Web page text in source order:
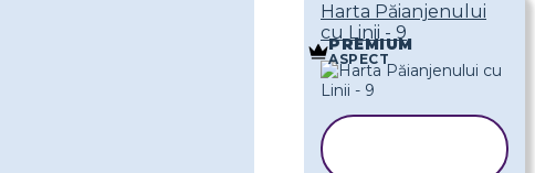
Harta Păianjenului
cu Linii - 9
PREMIUM
ASPECT